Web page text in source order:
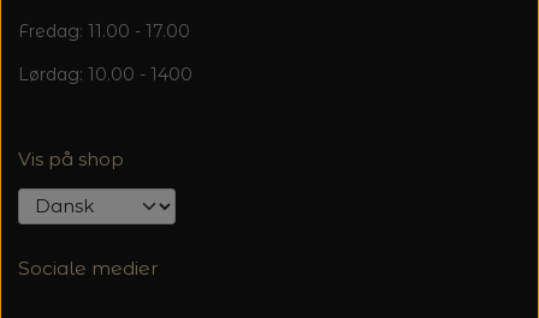
Fredag: 11.00 - 17.00
Lørdag: 10.00 - 1400
Vis på shop
Sociale medier